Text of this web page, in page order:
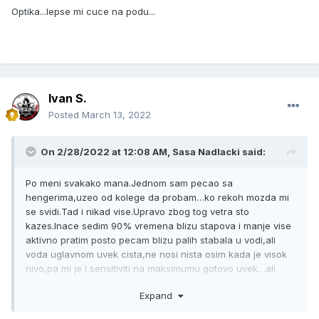
Optika...lepse mi cuce na podu...
Ivan S.
Posted March 13, 2022
On 2/28/2022 at 12:08 AM, Sasa Nadlacki said:
Po meni svakako mana.Jednom sam pecao sa
hengerima,uzeo od kolege da probam…ko rekoh mozda mi
se svidi.Tad i nikad vise.Upravo zbog tog vetra sto
kazes.Inace sedim 90% vremena blizu stapova i manje vise
aktivno pratim posto pecam blizu palih stabala u vodi,ali
voda uglavnom uvek cista,ne nosi nista osim kada je visok
nivo,pa mi je i sensitiviti na maksimumu gotovo uvek…ali
bip svako malo…Iskrivio sam se buljeci u hengere i vrhove
Expand